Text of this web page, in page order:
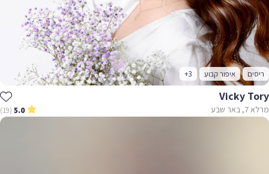
ריסים איפור קבוע +3
Vicky Tory
מרלא 7, באר שבע 5.0
(19)